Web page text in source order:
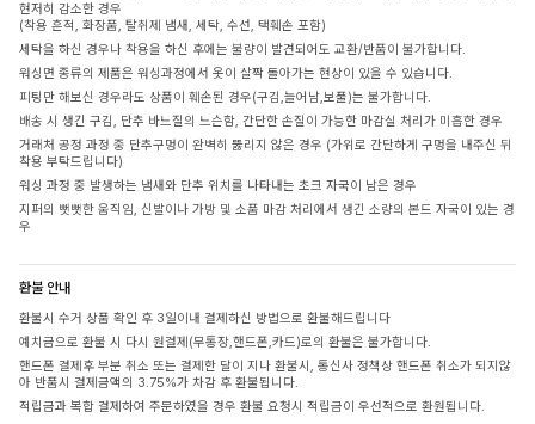
현저히 감소한 경우
(착용 흔적, 화장품, 탈취제 냄새, 세탁, 수선, 택훼손 포함)
세탁을 하신 경우나 착용을 하신 후에는 불량이 발견되어도 교환/반품이 불가합니다.
워싱면 종류의 제품은 워싱과정에서 옷이 살짝 돌아가는 현상이 있을 수 있습니다.
피팅만 해보신 경우라도 상품이 훼손된 경우(구김,늘어남,보풀)는 불가합니다.
배송 시 생긴 구김, 단추 바느질의 느슨함, 간단한 손질이 가능한 마감실 처리가 미흡한 경우
거래처 공정 과정 중 단추구멍이 완벽히 뚫리지 않은 경우 (가위로 간단하게 구멍을 내주신 뒤
착용 부탁드립니다)
워싱 과정 중 발생하는 냄새와 단추 위치를 나타내는 초크 자국이 남은 경우
지퍼의 뻣뻣한 움직임, 신발이나 가방 및 소품 마감 처리에서 생긴 소량의 본드 자국이 있는 경
우
환불 안내
환불시 수거 상품 확인 후 3일이내 결제하신 방법으로 환불해드립니다
예치금으로 환불 시 다시 원결제(무통장,핸드폰,카드)로의 환불은 불가합니다.
핸드폰 결제후 부분 취소 또는 결제한 달이 지나 환불시, 통신사 정책상 핸드폰 취소가 되지않
아 반품시 결제금액의 3.75%가 차감 후 환불됩니다.
적립금과 복합 결제하여 주문하였을 경우 환불 요청시 적립금이 우선적으로 환원됩니다.